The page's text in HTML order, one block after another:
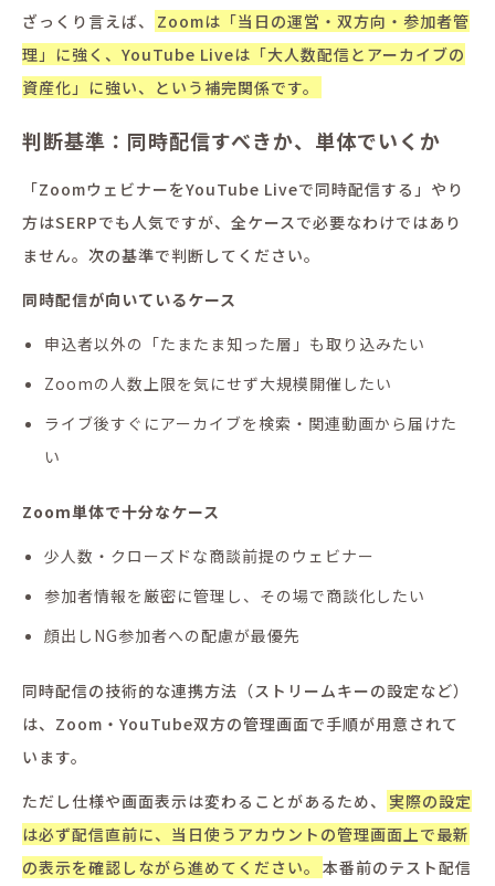
ざっくり言えば、
Zoomは「当日の運営・双方向・参加者管
理」に強く、YouTube Liveは「大人数配信とアーカイブの
資産化」に強い、という補完関係です。
判断基準：同時配信すべきか、単体でいくか
「ZoomウェビナーをYouTube Liveで同時配信する」やり
方はSERPでも人気ですが、全ケースで必要なわけではあり
ません。次の基準で判断してください。
同時配信が向いているケース
申込者以外の「たまたま知った層」も取り込みたい
Zoomの人数上限を気にせず大規模開催したい
ライブ後すぐにアーカイブを検索・関連動画から届けた
い
Zoom単体で十分なケース
少人数・クローズドな商談前提のウェビナー
参加者情報を厳密に管理し、その場で商談化したい
顔出しNG参加者への配慮が最優先
同時配信の技術的な連携方法（ストリームキーの設定など）
は、Zoom・YouTube双方の管理画面で手順が用意されて
います。
ただし仕様や画面表示は変わることがあるため、
実際の設定
は必ず配信直前に、当日使うアカウントの管理画面上で最新
の表示を確認しながら進めてください。 本番前のテスト配信